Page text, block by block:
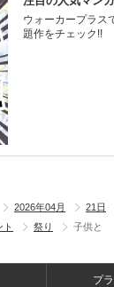
ウォーカープラス
題作をチェック!!
2026年04月 21日
ト 祭り 子供と
プ